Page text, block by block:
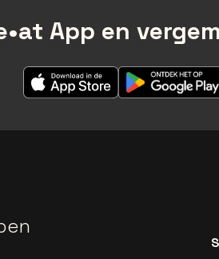
App en